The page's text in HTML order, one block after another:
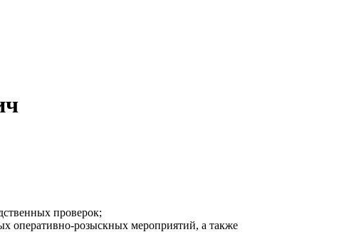
проверок;
оперативно-розыскных мероприятий, а также